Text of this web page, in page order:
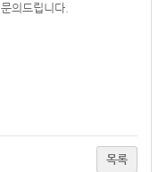
의드립니다.
목록